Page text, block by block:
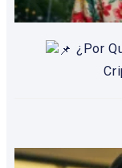
¿Por